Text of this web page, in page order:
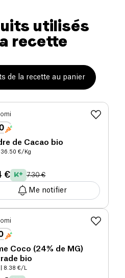
utilisés
recette
de la recette au panier
de Cacao bio
| 36.50 €/Kg
€ 7.30 €
Me notifier
Coco (24% de MG)
bio
| 8.38 €/L